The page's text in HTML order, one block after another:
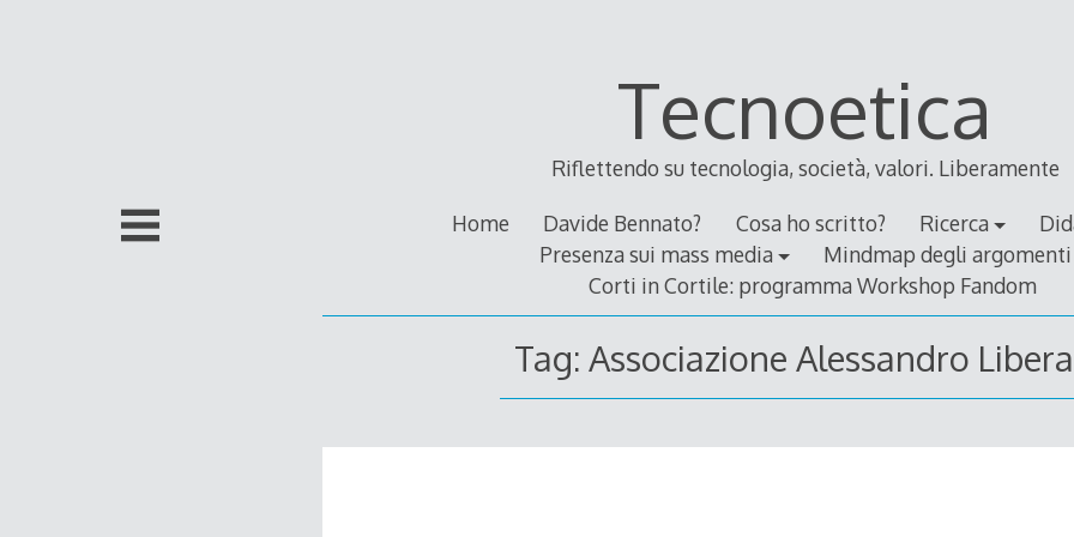
Tecnoetica
Riflettendo su tecnologia, società, valori. Liberamente
Home Davide Bennato? Cosa ho scritto? Ricerca
Presenza sui mass media
Mindmap degli argomenti
Corti in Cortile: programma Workshop Fandom
Tag:Associazione Alessandro